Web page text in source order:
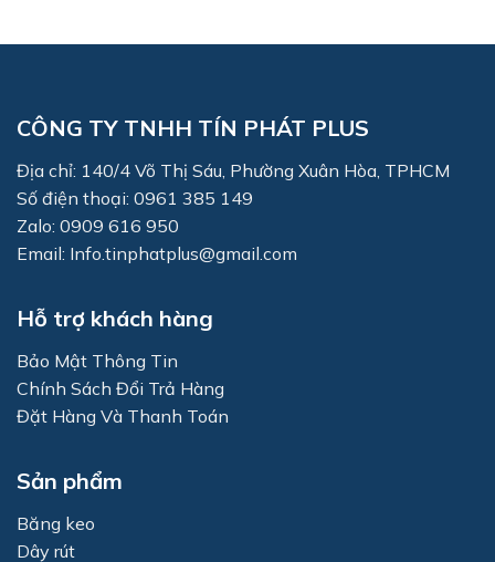
CÔNG TY TNHH TÍN PHÁT PLUS
Địa chỉ: 140/4 Võ Thị Sáu, Phường Xuân Hòa, TPHCM
Số điện thoại: 0961 385 149
Zalo: 0909 616 950
Email: Info.tinphatplus@gmail.com
Hỗ trợ khách hàng
Bảo Mật Thông Tin
Chính Sách Đổi Trả Hàng
Đặt Hàng Và Thanh Toán
Sản phẩm
Băng keo
Dây rút